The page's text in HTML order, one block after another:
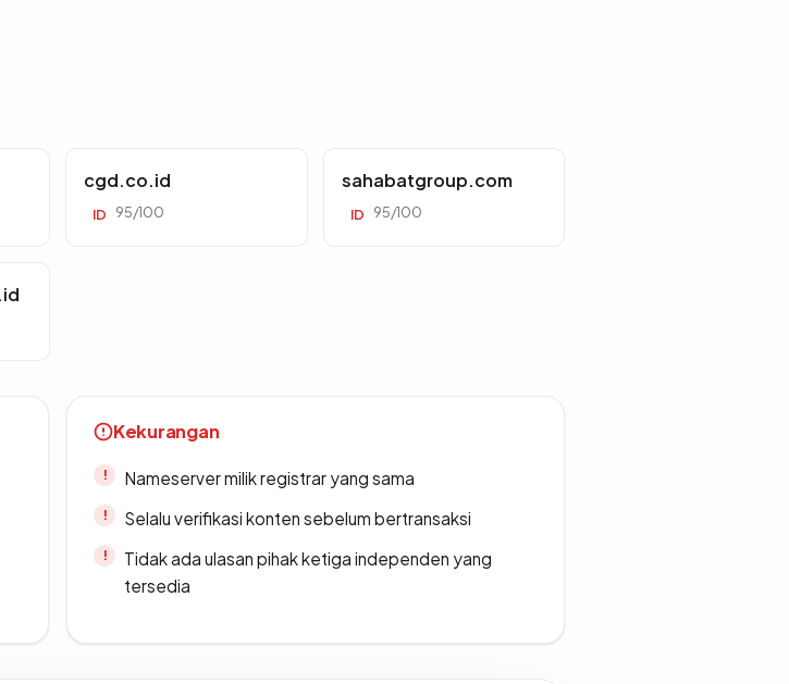
cgd.co.id
ID 95/100
sahabatgroup.com
ID 95/100
Kekurangan
Nameserver milik registrar yang sama
Selalu verifikasi konten sebelum bertransaksi
Tidak ada ulasan pihak ketiga independen yang
tersedia